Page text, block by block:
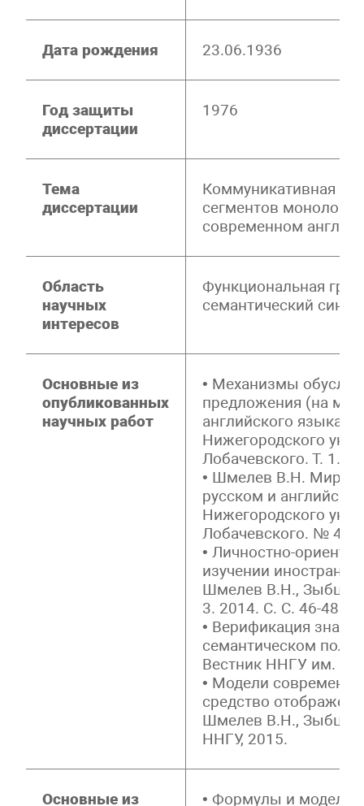
Дата рождения 23.06.1936
Год защиты
диссертации
1976
Тема
диссертации
Коммуникативная
сегментов
современном
Область
научных
интересов
Функциональная
семантический
Основные из
опубликованных
научных работ
• Механизмы
предложения (на
английского
Нижегородского
Лобачевского. Т. 1.
• Шмелев В.Н. Миры
русском и
Нижегородского
Лобачевского. № 4.
• Личностно-
изучении
Шмелев В.Н.,
3. 2014. С. С. 46-48.
• Верификация
семантическом
Вестник ННГУ им.
• Модели
средство
Шмелев В.Н.,
ННГУ, 2015.
Основные из • Формулы и модели